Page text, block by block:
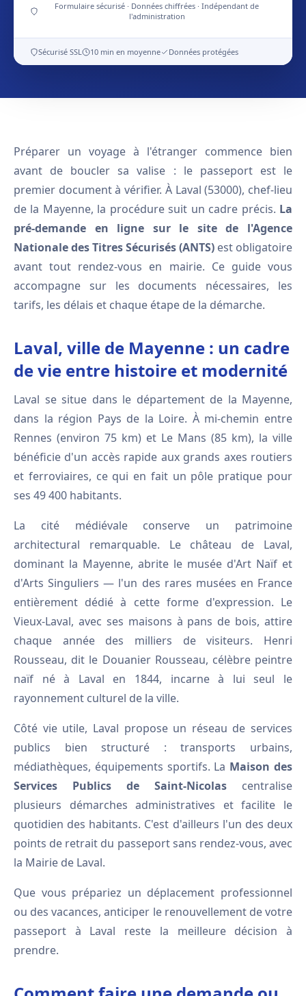
Formulaire sécurisé · Données chiffrées · Indépendant de
l'administration
Sécurisé SSL 10 min en moyenne Données protégées
Préparer un voyage à l'étranger commence bien
avant de boucler sa valise : le passeport est le
premier document à vérifier. À Laval (53000), chef-lieu
de la Mayenne, la procédure suit un cadre précis. La
pré-demande en ligne sur le site de l'Agence
Nationale des Titres Sécurisés (ANTS) est obligatoire
avant tout rendez-vous en mairie. Ce guide vous
accompagne sur les documents nécessaires, les
tarifs, les délais et chaque étape de la démarche.
Laval, ville de Mayenne : un cadre
de vie entre histoire et modernité
Laval se situe dans le département de la Mayenne,
dans la région Pays de la Loire. À mi-chemin entre
Rennes (environ 75 km) et Le Mans (85 km), la ville
bénéficie d'un accès rapide aux grands axes routiers
et ferroviaires, ce qui en fait un pôle pratique pour
ses 49 400 habitants.
La cité médiévale conserve un patrimoine
architectural remarquable. Le château de Laval,
dominant la Mayenne, abrite le musée d'Art Naïf et
d'Arts Singuliers — l'un des rares musées en France
entièrement dédié à cette forme d'expression. Le
Vieux-Laval, avec ses maisons à pans de bois, attire
chaque année des milliers de visiteurs. Henri
Rousseau, dit le Douanier Rousseau, célèbre peintre
naïf né à Laval en 1844, incarne à lui seul le
rayonnement culturel de la ville.
Côté vie utile, Laval propose un réseau de services
publics bien structuré : transports urbains,
médiathèques, équipements sportifs. La Maison des
Services Publics de Saint-Nicolas centralise
plusieurs démarches administratives et facilite le
quotidien des habitants. C'est d'ailleurs l'un des deux
points de retrait du passeport sans rendez-vous, avec
la Mairie de Laval.
Que vous prépariez un déplacement professionnel
ou des vacances, anticiper le renouvellement de votre
passeport à Laval reste la meilleure décision à
prendre.